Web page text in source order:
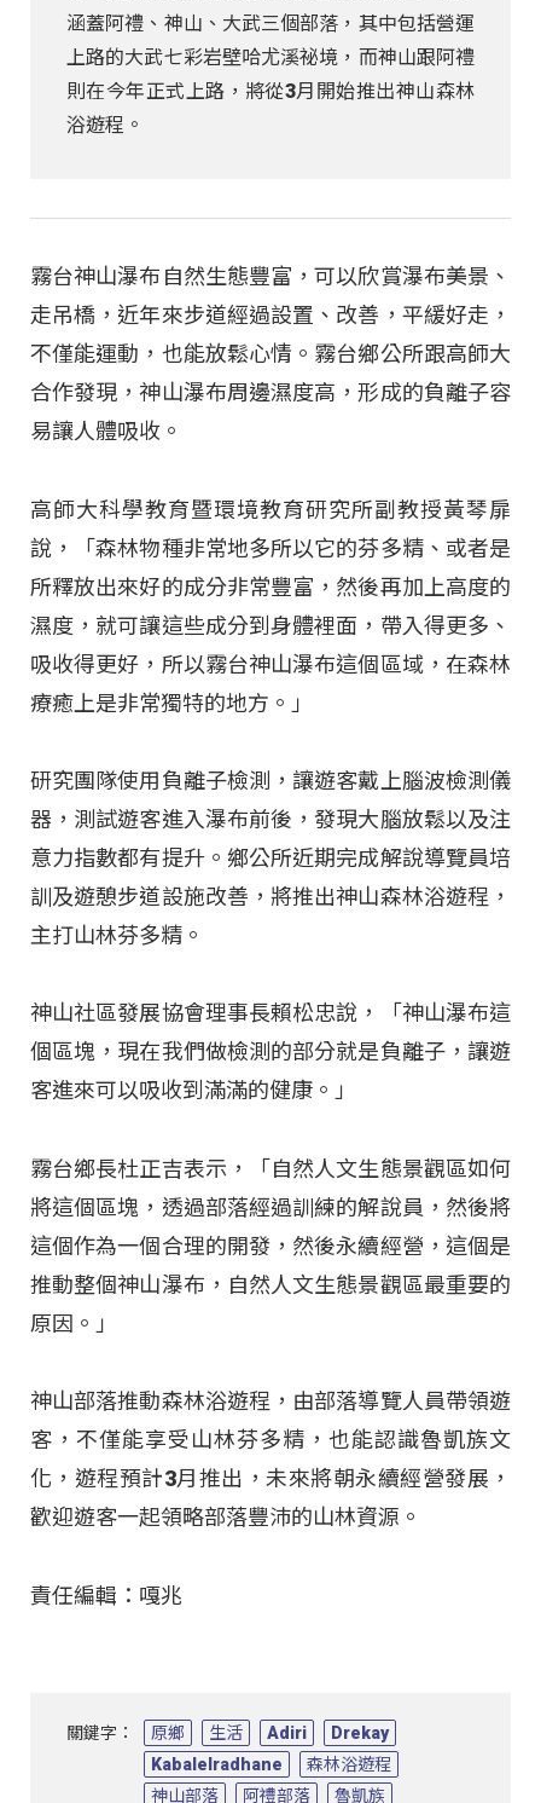
涵蓋阿禮、神山、大武三個部落，其中包括營運
上路的大武七彩岩壁哈尤溪祕境，而神山跟阿禮
則在今年正式上路，將從3月開始推出神山森林
浴遊程。
霧台神山瀑布自然生態豐富，可以欣賞瀑布美景、
走吊橋，近年來步道經過設置、改善，平緩好走，
不僅能運動，也能放鬆心情。霧台鄉公所跟高師大
合作發現，神山瀑布周邊濕度高，形成的負離子容
易讓人體吸收。
高師大科學教育暨環境教育研究所副教授黃琴扉
說，「森林物種非常地多所以它的芬多精、或者是
所釋放出來好的成分非常豐富，然後再加上高度的
濕度，就可讓這些成分到身體裡面，帶入得更多、
吸收得更好，所以霧台神山瀑布這個區域，在森林
療癒上是非常獨特的地方。」
研究團隊使用負離子檢測，讓遊客戴上腦波檢測儀
器，測試遊客進入瀑布前後，發現大腦放鬆以及注
意力指數都有提升。鄉公所近期完成解說導覽員培
訓及遊憩步道設施改善，將推出神山森林浴遊程，
主打山林芬多精。
神山社區發展協會理事長賴松忠說，「神山瀑布這
個區塊，現在我們做檢測的部分就是負離子，讓遊
客進來可以吸收到滿滿的健康。」
霧台鄉長杜正吉表示，「自然人文生態景觀區如何
將這個區塊，透過部落經過訓練的解說員，然後將
這個作為一個合理的開發，然後永續經營，這個是
推動整個神山瀑布，自然人文生態景觀區最重要的
原因。」
神山部落推動森林浴遊程，由部落導覽人員帶領遊
客，不僅能享受山林芬多精，也能認識魯凱族文
化，遊程預計3月推出，未來將朝永續經營發展，
歡迎遊客一起領略部落豐沛的山林資源。
責任編輯：嘎兆
關鍵字： 原鄉 生活 Adiri
Drekay
Kabalelradhane
森林浴遊程
神山部落
阿禮部落 魯凱族